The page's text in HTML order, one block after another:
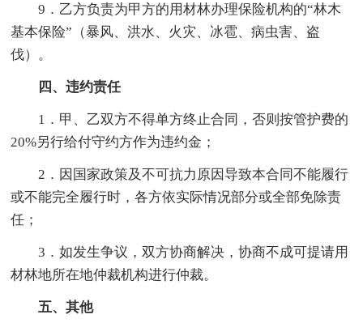
9．乙方负责为甲方的用材林办理保险机构的“林木
基本保险”（暴风、洪水、火灾、冰雹、病虫害、盗
伐）。
四、违约责任
1．甲、乙双方不得单方终止合同，否则按管护费的
20%另行给付守约方作为违约金；
2．因国家政策及不可抗力原因导致本合同不能履行
或不能完全履行时，各方依实际情况部分或全部免除责
任；
3．如发生争议，双方协商解决，协商不成可提请用
材林地所在地仲裁机构进行仲裁。
五、其他